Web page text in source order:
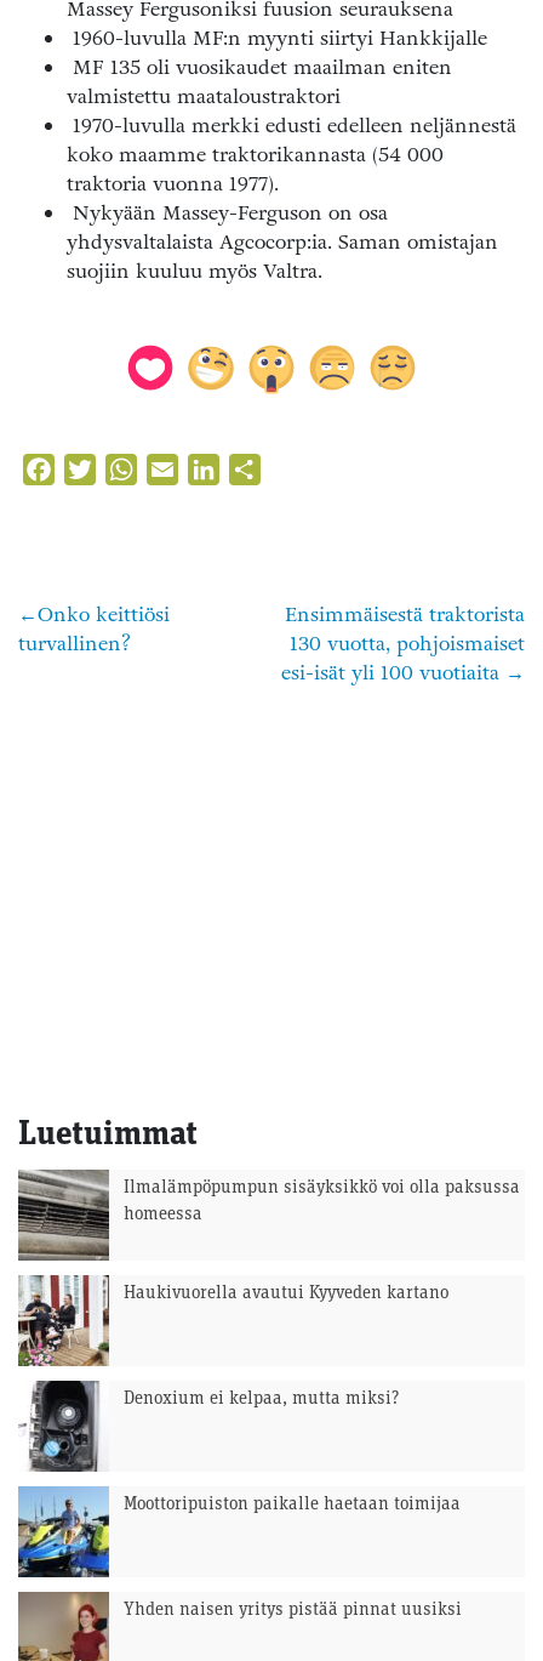
Massey Fergusoniksi fuusion seurauksena
1960-luvulla MF:n myynti siirtyi Hankkijalle
MF 135 oli vuosikaudet maailman eniten
valmistettu maataloustraktori
1970-luvulla merkki edusti edelleen neljännestä
koko maamme traktorikannasta (54 000
traktoria vuonna 1977).
Nykyään Massey-Ferguson on osa
yhdysvaltalaista Agcocorp:ia. Saman omistajan
suojiin kuuluu myös Valtra.
FacebookTwitterWhatsApp
Email LinkedIn
Artikkelien
Onko keittiösi
turvallinen?
Ensimmäisestä traktorista
130 vuotta, pohjoismaiset
esi-isät yli 100 vuotiaita
Luetuimmat
Ilmalämpöpumpun sisäyksikkö voi olla paksussa
homeessa
Haukivuorella avautui Kyyveden kartano
Denoxium ei kelpaa, mutta miksi?
Moottoripuiston paikalle haetaan toimijaa
Yhden naisen yritys pistää pinnat uusiksi